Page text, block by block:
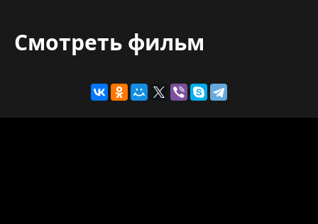
Смотреть фильм